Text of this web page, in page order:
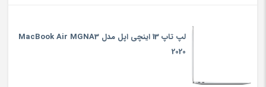
لپ تاپ 13 اینچی اپل مدل MacBook Air MGNA3
2020